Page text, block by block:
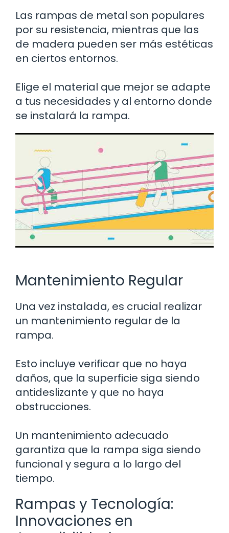
Las rampas de metal son populares
por su resistencia, mientras que las
de madera pueden ser más estéticas
en ciertos entornos.
Elige el material que mejor se adapte
a tus necesidades y al entorno donde
se instalará la rampa.
Mantenimiento Regular
Una vez instalada, es crucial realizar
un mantenimiento regular de la
rampa.
Esto incluye verificar que no haya
daños, que la superficie siga siendo
antideslizante y que no haya
obstrucciones.
Un mantenimiento adecuado
garantiza que la rampa siga siendo
funcional y segura a lo largo del
tiempo.
Rampas y Tecnología:
Innovaciones en